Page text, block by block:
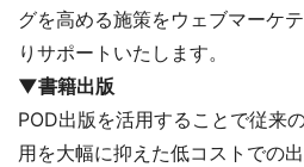
グを高める施策をウェブマーケ
りサポートいたします。
▼書籍出版
POD出版を活用することで従来
用を大幅に抑えた低コストでの